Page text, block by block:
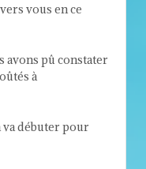
vous en ce
avons pû constater
à
va débuter pour